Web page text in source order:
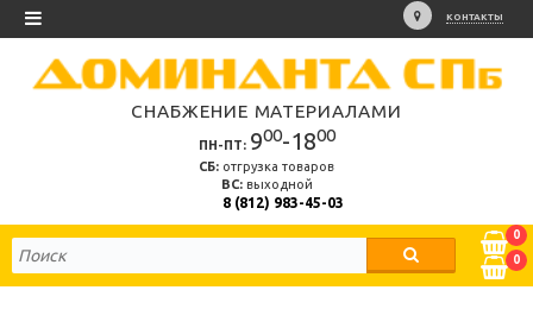
КОНТАКТЫ
СНАБЖЕНИЕ МАТЕРИАЛАМИ
ПН-ПТ: 900-1800
СБ: отгрузка товаров
ВС:выходной
8 (812) 983-45-03
0
0